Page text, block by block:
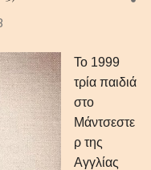
και καθολικές σκιές
παραμένει σαν την
λυκόφωτος. Ο ήχος από
δημιουργούν μία
και μεγαλοπρεπή με
διάστημα. In the
Το 1999
τρία παιδιά
στο
Μάντσεστε
ρ της
Αγγλίας